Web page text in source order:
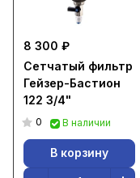
8 300 ₽
Сетчатый фильтр
Гейзер-Бастион
122 3/4"
0 В наличии
В корзину